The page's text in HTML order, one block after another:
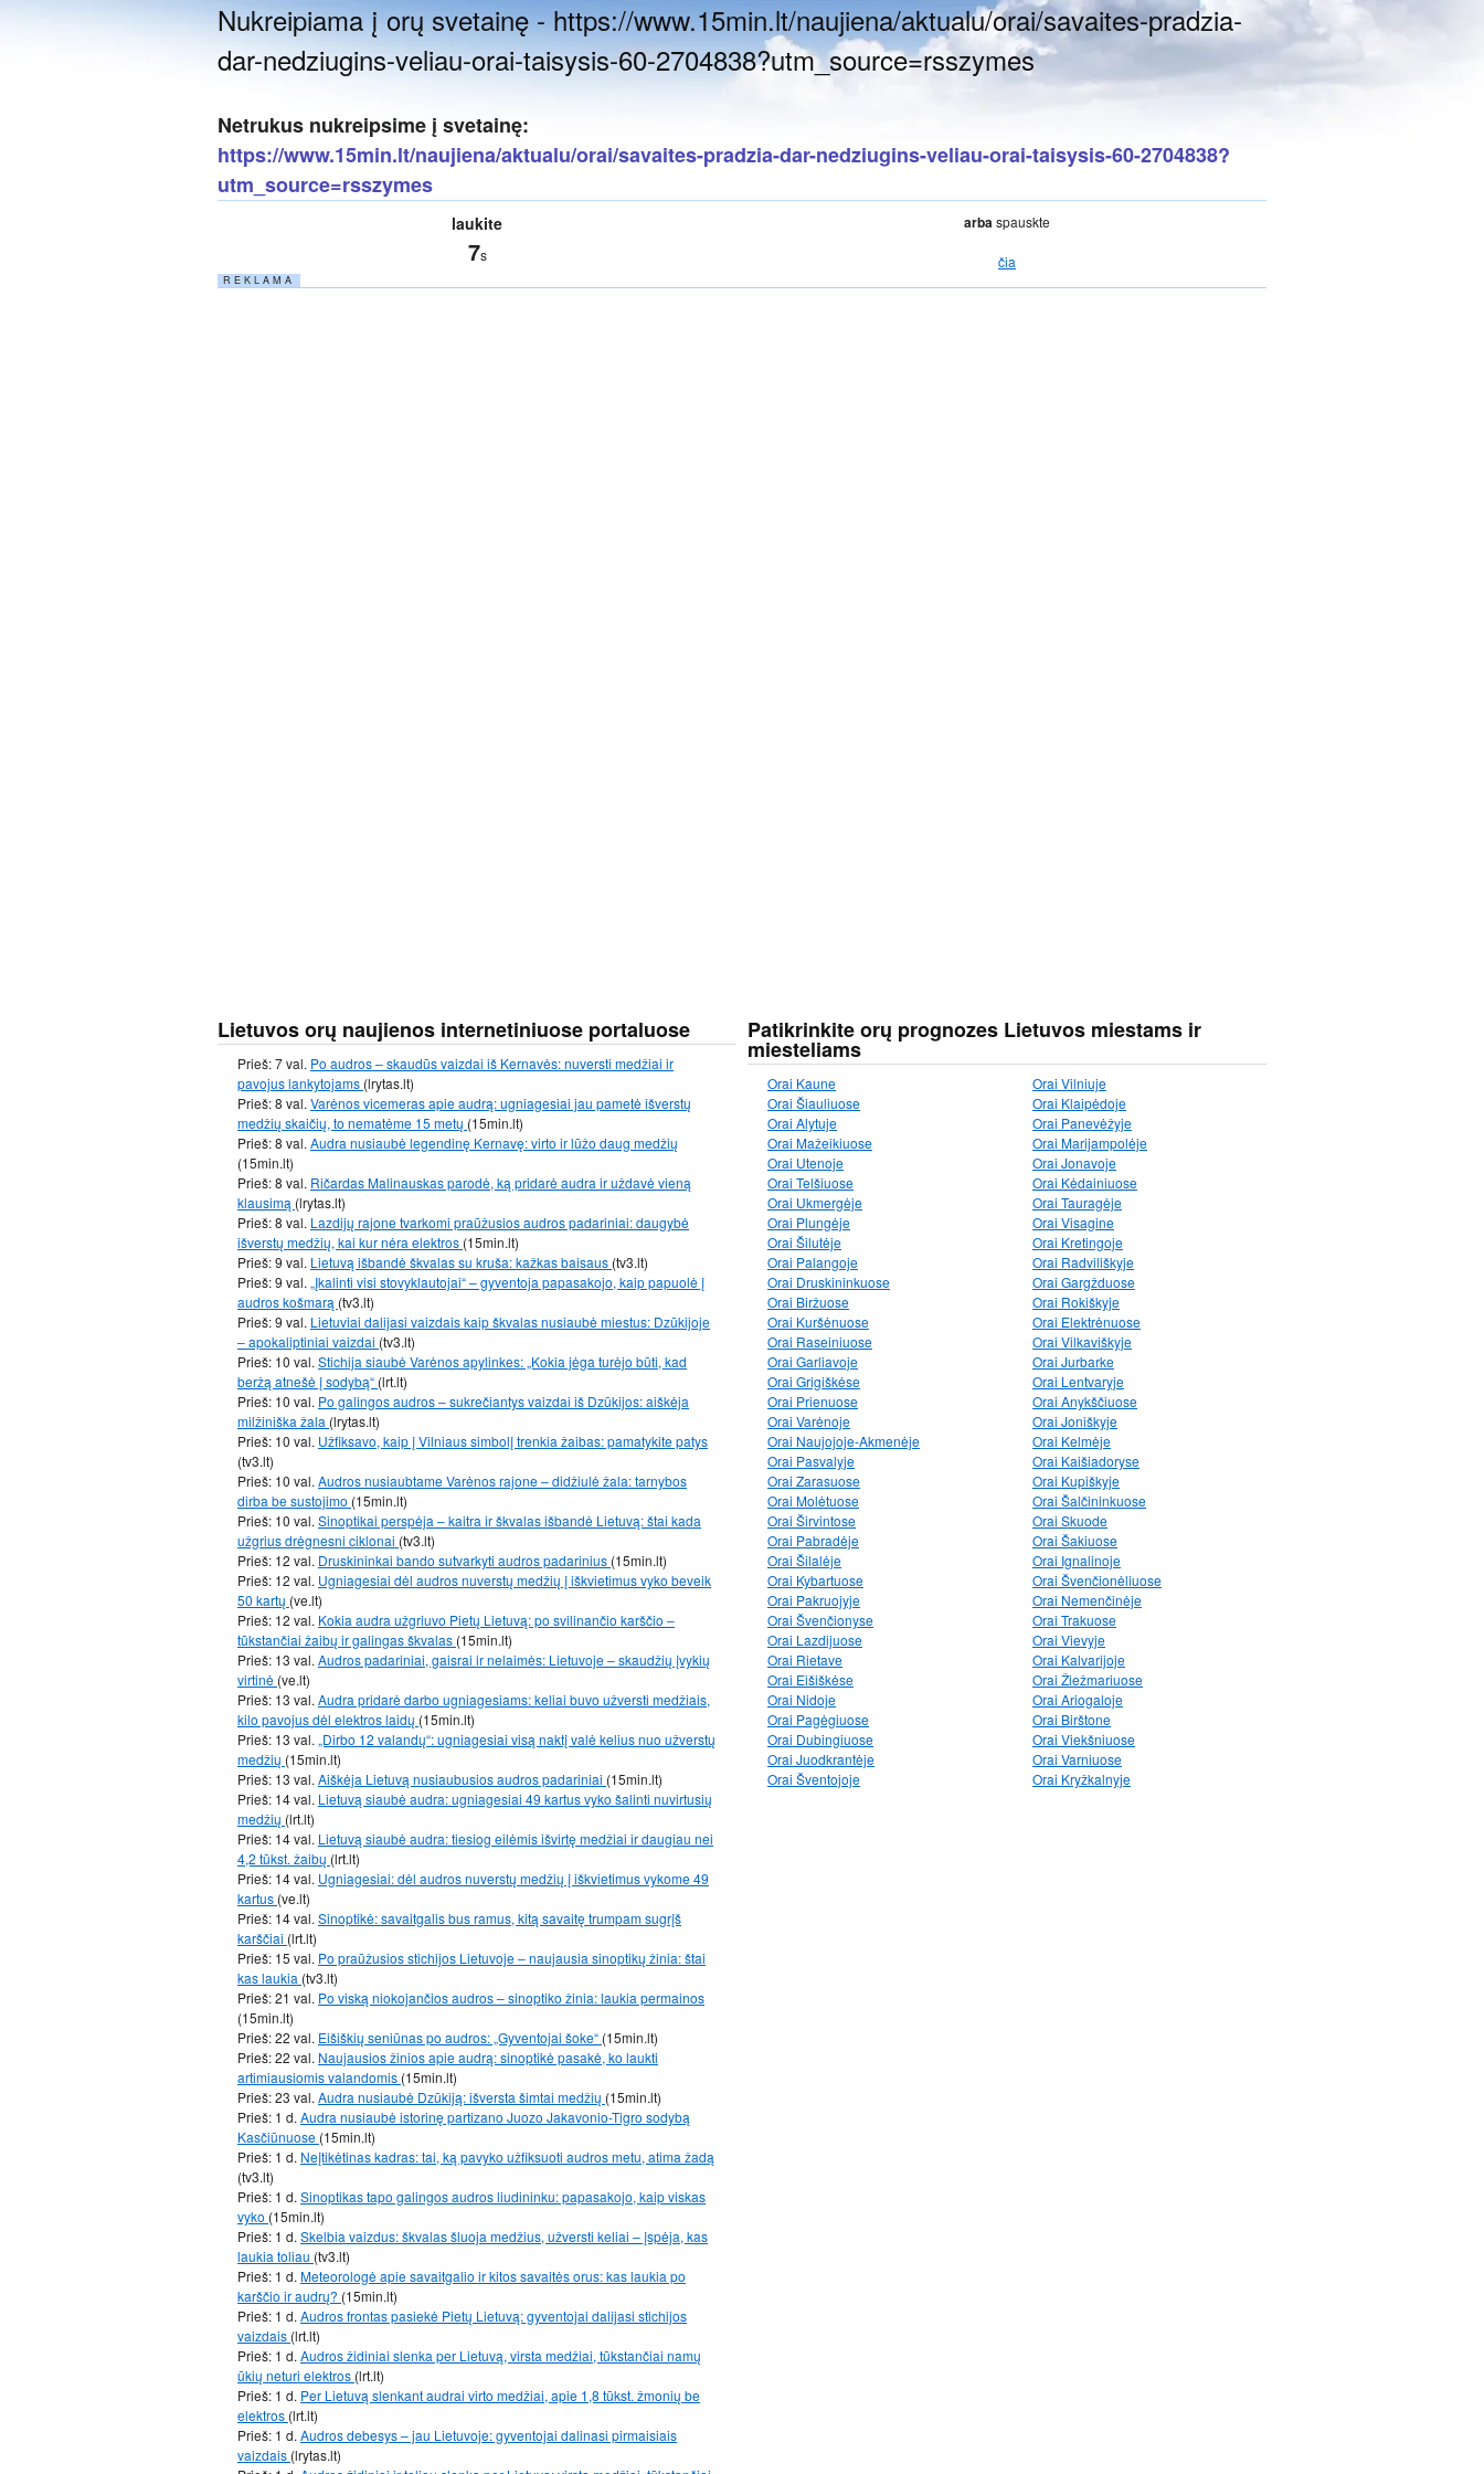
Nukreipiama į orų svetainę - https://www.15min.lt/naujiena/aktualu/orai/savaites-pradzia-
dar-nedziugins-veliau-orai-taisysis-60-2704838?utm_source=rsszymes
Netrukus nukreipsime į svetainę:
https://www.15min.lt/naujiena/aktualu/orai/savaites-pradzia-dar-nedziugins-veliau-orai-taisysis-60-2704838?
utm_source=rsszymes
laukite
6s
arbaspauskte
čia
R E K L A M A
Lietuvos orų naujienos internetiniuose portaluose
Prieš: 7 val. Po audros – skaudūs vaizdai iš Kernavės: nuversti medžiai ir
pavojus lankytojams (lrytas.lt)
Prieš: 8 val. Varėnos vicemeras apie audrą: ugniagesiai jau pametė išverstų
medžių skaičių, to nematėme 15 metų (15min.lt)
Prieš: 8 val. Audra nusiaubė legendinę Kernavę: virto ir lūžo daug medžių
(15min.lt)
Prieš: 8 val. Ričardas Malinauskas parodė, ką pridarė audra ir uždavė vieną
klausimą (lrytas.lt)
Prieš: 8 val. Lazdijų rajone tvarkomi praūžusios audros padariniai: daugybė
išverstų medžių, kai kur nėra elektros (15min.lt)
Prieš: 9 val. Lietuvą išbandė škvalas su kruša: kažkas baisaus (tv3.lt)
Prieš: 9 val. „Įkalinti visi stovyklautojai“ – gyventoja papasakojo, kaip papuolė į
audros košmarą (tv3.lt)
Prieš: 9 val. Lietuviai dalijasi vaizdais kaip škvalas nusiaubė miestus: Dzūkijoje
– apokaliptiniai vaizdai (tv3.lt)
Prieš: 10 val. Stichija siaubė Varėnos apylinkes: „Kokia jėga turėjo būti, kad
beržą atnešė į sodybą“ (lrt.lt)
Prieš: 10 val. Po galingos audros – sukrečiantys vaizdai iš Dzūkijos: aiškėja
milžiniška žala (lrytas.lt)
Prieš: 10 val. Užfiksavo, kaip į Vilniaus simbolį trenkia žaibas: pamatykite patys
(tv3.lt)
Prieš: 10 val. Audros nusiaubtame Varėnos rajone – didžiulė žala: tarnybos
dirba be sustojimo (15min.lt)
Prieš: 10 val. Sinoptikai perspėja – kaitra ir škvalas išbandė Lietuvą: štai kada
užgrius drėgnesni ciklonai (tv3.lt)
Prieš: 12 val. Druskininkai bando sutvarkyti audros padarinius (15min.lt)
Prieš: 12 val. Ugniagesiai dėl audros nuverstų medžių į iškvietimus vyko beveik
50 kartų (ve.lt)
Prieš: 12 val. Kokia audra užgriuvo Pietų Lietuvą: po svilinančio karščio –
tūkstančiai žaibų ir galingas škvalas (15min.lt)
Prieš: 13 val. Audros padariniai, gaisrai ir nelaimės: Lietuvoje – skaudžių įvykių
virtinė (ve.lt)
Prieš: 13 val. Audra pridarė darbo ugniagesiams: keliai buvo užversti medžiais,
kilo pavojus dėl elektros laidų (15min.lt)
Prieš: 13 val. „Dirbo 12 valandų“: ugniagesiai visą naktį valė kelius nuo užverstų
medžių (15min.lt)
Prieš: 13 val. Aiškėja Lietuvą nusiaubusios audros padariniai (15min.lt)
Prieš: 14 val. Lietuvą siaubė audra: ugniagesiai 49 kartus vyko šalinti nuvirtusių
medžių (lrt.lt)
Prieš: 14 val. Lietuvą siaubė audra: tiesiog eilėmis išvirtę medžiai ir daugiau nei
4,2 tūkst. žaibų (lrt.lt)
Prieš: 14 val. Ugniagesiai: dėl audros nuverstų medžių į iškvietimus vykome 49
kartus (ve.lt)
Prieš: 14 val. Sinoptikė: savaitgalis bus ramus, kitą savaitę trumpam sugrįš
karščiai (lrt.lt)
Prieš: 15 val. Po praūžusios stichijos Lietuvoje – naujausia sinoptikų žinia: štai
kas laukia (tv3.lt)
Prieš: 21 val. Po viską niokojančios audros – sinoptiko žinia: laukia permainos
(15min.lt)
Prieš: 22 val. Eišiškių seniūnas po audros: „Gyventojai šoke“ (15min.lt)
Prieš: 22 val. Naujausios žinios apie audrą: sinoptikė pasakė, ko laukti
artimiausiomis valandomis (15min.lt)
Prieš: 23 val. Audra nusiaubė Dzūkiją: išversta šimtai medžių (15min.lt)
Prieš: 1 d. Audra nusiaubė istorinę partizano Juozo Jakavonio-Tigro sodybą
Kasčiūnuose (15min.lt)
Prieš: 1 d. Neįtikėtinas kadras: tai, ką pavyko užfiksuoti audros metu, atima žadą
(tv3.lt)
Prieš: 1 d. Sinoptikas tapo galingos audros liudininku: papasakojo, kaip viskas
vyko (15min.lt)
Prieš: 1 d. Skelbia vaizdus: škvalas šluoja medžius, užversti keliai – įspėja, kas
laukia toliau (tv3.lt)
Prieš: 1 d. Meteorologė apie savaitgalio ir kitos savaitės orus: kas laukia po
karščio ir audrų? (15min.lt)
Prieš: 1 d. Audros frontas pasiekė Pietų Lietuvą: gyventojai dalijasi stichijos
vaizdais (lrt.lt)
Prieš: 1 d. Audros židiniai slenka per Lietuvą, virsta medžiai, tūkstančiai namų
ūkių neturi elektros (lrt.lt)
Prieš: 1 d. Per Lietuvą slenkant audrai virto medžiai, apie 1,8 tūkst. žmonių be
elektros (lrt.lt)
Prieš: 1 d. Audros debesys – jau Lietuvoje: gyventojai dalinasi pirmaisiais
vaizdais (lrytas.lt)
Patikrinkite orų prognozes Lietuvos miestams ir
miesteliams
Orai Kaune
Orai Šiauliuose
Orai Alytuje
Orai Mažeikiuose
Orai Utenoje
Orai Telšiuose
Orai Ukmergėje
Orai Plungėje
Orai Šilutėje
Orai Palangoje
Orai Druskininkuose
Orai Biržuose
Orai Kuršėnuose
Orai Raseiniuose
Orai Garliavoje
Orai Grigiškėse
Orai Prienuose
Orai Varėnoje
Orai Naujojoje-Akmenėje
Orai Pasvalyje
Orai Zarasuose
Orai Molėtuose
Orai Širvintose
Orai Pabradėje
Orai Šilalėje
Orai Kybartuose
Orai Pakruojyje
Orai Švenčionyse
Orai Lazdijuose
Orai Rietave
Orai Eišiškėse
Orai Nidoje
Orai Pagėgiuose
Orai Dubingiuose
Orai Juodkrantėje
Orai Šventojoje
Orai Vilniuje
Orai Klaipėdoje
Orai Panevėžyje
Orai Marijampolėje
Orai Jonavoje
Orai Kėdainiuose
Orai Tauragėje
Orai Visagine
Orai Kretingoje
Orai Radviliškyje
Orai Gargžduose
Orai Rokiškyje
Orai Elektrėnuose
Orai Vilkaviškyje
Orai Jurbarke
Orai Lentvaryje
Orai Anykščiuose
Orai Joniškyje
Orai Kelmėje
Orai Kaišiadoryse
Orai Kupiškyje
Orai Šalčininkuose
Orai Skuode
Orai Šakiuose
Orai Ignalinoje
Orai Švenčionėliuose
Orai Nemenčinėje
Orai Trakuose
Orai Vievyje
Orai Kalvarijoje
Orai Žiežmariuose
Orai Ariogaloje
Orai Birštone
Orai Viekšniuose
Orai Varniuose
Orai Kryžkalnyje